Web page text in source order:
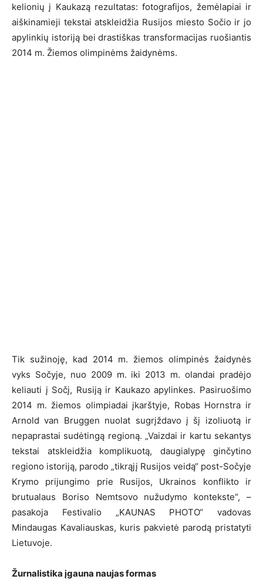
kelionių į Kaukazą rezultatas: fotografijos, žemėlapiai ir
aiškinamieji tekstai atskleidžia Rusijos miesto Sočio ir jo
apylinkių istoriją bei drastiškas transformacijas ruošiantis
2014 m. Žiemos olimpinėms žaidynėms.
Tik sužinoję, kad 2014 m. žiemos olimpinės žaidynės
vyks Sočyje, nuo 2009 m. iki 2013 m. olandai pradėjo
keliauti į Sočį, Rusiją ir Kaukazo apylinkes. Pasiruošimo
2014 m. žiemos olimpiadai įkarštyje, Robas Hornstra ir
Arnold van Bruggen nuolat sugrįždavo į šį izoliuotą ir
nepaprastai sudėtingą regioną. „Vaizdai ir kartu sekantys
tekstai atskleidžia komplikuotą, daugialypę ginčytino
regiono istoriją, parodo „tikrąjį Rusijos veidą“ post-Sočyje
Krymo prijungimo prie Rusijos, Ukrainos konflikto ir
brutualaus Boriso Nemtsovo nužudymo kontekste“, –
pasakoja Festivalio „KAUNAS PHOTO“ vadovas
Mindaugas Kavaliauskas, kuris pakvietė parodą pristatyti
Lietuvoje.
Žurnalistika įgauna naujas formas